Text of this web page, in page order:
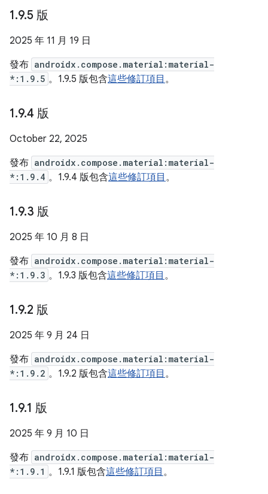
1.9.5 版
2025 年 11 月 19 日
發布 androidx.compose.material:material-
*:1.9.5 。1.9.5 版包含這些修訂項目 。
1.9.4 版
October 22, 2025
發布 androidx.compose.material:material-
*:1.9.4 。1.9.4 版包含這些修訂項目 。
1.9.3 版
2025 年 10 月 8 日
發布 androidx.compose.material:material-
*:1.9.3 。1.9.3 版包含這些修訂項目 。
1.9.2 版
2025 年 9 月 24 日
發布 androidx.compose.material:material-
*:1.9.2 。1.9.2 版包含這些修訂項目 。
1.9.1 版
2025 年 9 月 10 日
發布 androidx.compose.material:material-
*:1.9.1 。1.9.1 版包含這些修訂項目 。